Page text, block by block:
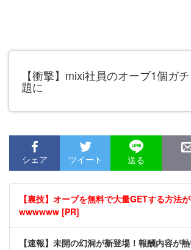
【衝撃】mixi社員のオーブ1個ガ
題に
シェア ツイート 送る
【裏技】オーブを無料で大量GETする方法
wwwwww [PR]
【速報】未開の幻洞が新登場！報酬内容が